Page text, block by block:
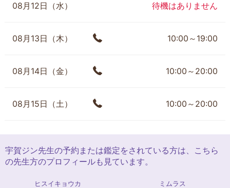
08月12日（水） 待機はありません
08月13日（木） 10:00～19:00
08月14日（金） 10:00～20:00
08月15日（土） 10:00～20:00
宇賀ジン先生の予約または鑑定をされている方は、こちら
の先生方のプロフィールも見ています。
ヒスイキョウカ ミムラス